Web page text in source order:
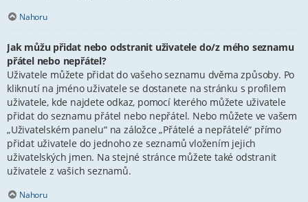
Nahoru
Jak můžu přidat nebo odstranit uživatele do/z mého seznamu
přátel nebo nepřátel?
Uživatele můžete přidat do vašeho seznamu dvěma způsoby. Po
kliknutí na jméno uživatele se dostanete na stránku s profilem
uživatele, kde najdete odkaz, pomocí kterého můžete uživatele
přidat do seznamu přátel nebo nepřátel. Nebo můžete ve vašem
„Uživatelském panelu“ na záložce „Přátelé a nepřátelé“ přímo
přidat uživatele do jednoho ze seznamů vložením jejich
uživatelských jmen. Na stejné stránce můžete také odstranit
uživatele z vašich seznamů.
Nahoru